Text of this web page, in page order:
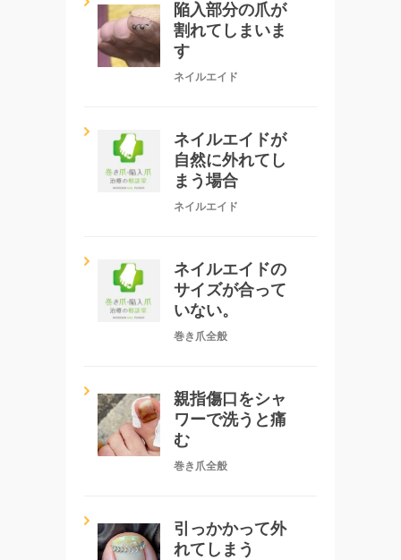
陥入部分の爪が
割れてしまいま
す
ネイルエイド
ネイルエイドが
自然に外れてし
まう場合
ネイルエイド
ネイルエイドの
サイズが合って
いない。
巻き爪全般
親指傷口をシャ
ワーで洗うと痛
む
巻き爪全般
引っかかって外
れてしまう